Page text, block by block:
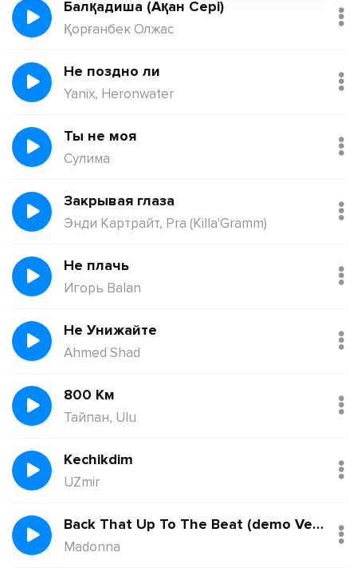
Балқадиша (Ақан Сері)
Қорғанбек Олжас
Не поздно ли
Yanix, Heronwater
Ты не моя
Сулима
Закрывая глаза
Энди Картрайт, Pra (Killa'Gramm)
Не плачь
Игорь Balan
Не Унижайте
Ahmed Shad
800 Км
Тайпан, Ulu
Kechikdim
UZmir
Back That Up To The Beat (demo Version)
Madonna